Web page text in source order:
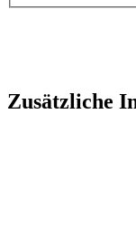
Zusätzliche